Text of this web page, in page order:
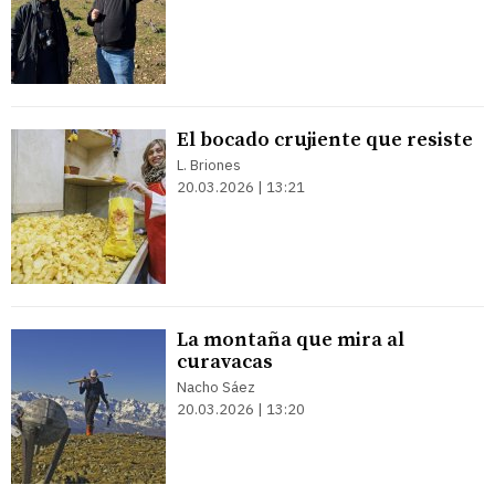
El bocado crujiente que resiste
L. Briones
20.03.2026 | 13:21
La montaña que mira al
curavacas
Nacho Sáez
20.03.2026 | 13:20